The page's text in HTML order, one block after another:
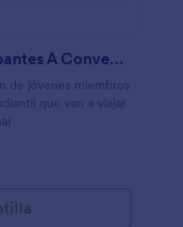
Inscripción De Participantes A Convención Internacional
de jóvenes miembros
que van a viajar